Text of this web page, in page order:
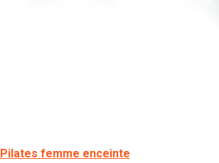
Pilates femme enceinte